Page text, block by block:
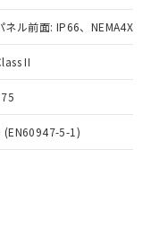
ネル前面: IP66、NEMA4X,
II
(EN60947-5-1)
当社販売拠
」をご確認
果を当社の
洩または開
。
ト作成サー
機器に対する
り、予定
: 1000ppm
べてが基
いて有害物
、ミサイ
たはその他
置等に一切
に販売する
内容を当
た当社は、
関係者が違
況につ
ロン制御
員にご確
庫状況の